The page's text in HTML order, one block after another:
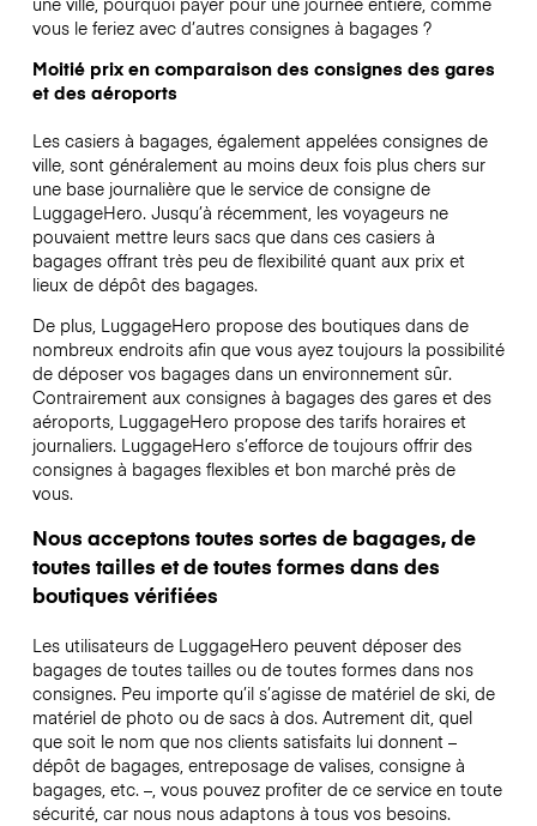
vous le feriez avec d’autres consignes à bagages ?
Moitié prix en comparaison des consignes des gares
et des aéroports
Les casiers à bagages, également appelées consignes de
ville, sont généralement au moins deux fois plus chers sur
une base journalière que le service de consigne de
LuggageHero. Jusqu’à récemment, les voyageurs ne
pouvaient mettre leurs sacs que dans ces casiers à
bagages offrant très peu de flexibilité quant aux prix et
lieux de dépôt des bagages.
De plus, LuggageHero propose des boutiques dans de
nombreux endroits afin que vous ayez toujours la possibilité
de déposer vos bagages dans un environnement sûr.
Contrairement aux consignes à bagages des gares et des
aéroports, LuggageHero propose des tarifs horaires et
journaliers. LuggageHero s’efforce de toujours offrir des
consignes à bagages flexibles et bon marché près de
vous.
Nous acceptons toutes sortes de bagages, de
toutes tailles et de toutes formes dans des
boutiques vérifiées
Les utilisateurs de LuggageHero peuvent déposer des
bagages de toutes tailles ou de toutes formes dans nos
consignes. Peu importe qu’il s’agisse de matériel de ski, de
matériel de photo ou de sacs à dos. Autrement dit, quel
que soit le nom que nos clients satisfaits lui donnent –
dépôt de bagages, entreposage de valises, consigne à
bagages, etc. –, vous pouvez profiter de ce service en toute
sécurité, car nous nous adaptons à tous vos besoins.